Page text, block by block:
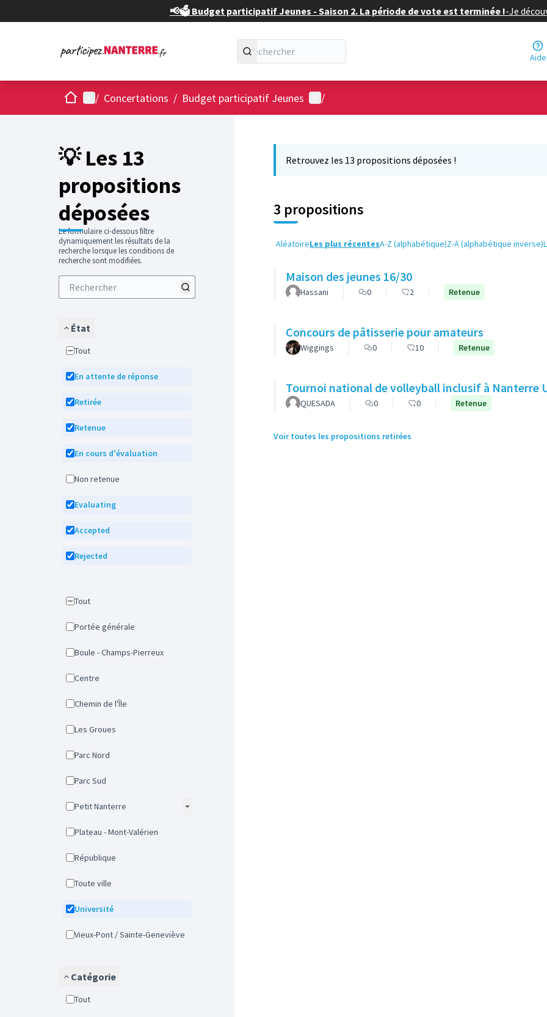
📢🗳️ Budget participatif Jeunes - Saison 2. La période de vote est terminée !-Je
Aide
AccueilMenu principal
/ Concertations / Budget participatif Jeunes Menu utilisateur
/
💡 Les 13
propositions
déposées
Le formulaire ci-dessous filtre
dynamiquement les résultats de la
recherche lorsque les conditions de
recherche sont modifiées.
État
Tout
En attente de réponse
Retirée
Retenue
En cours d'évaluation
Non retenue
Evaluating
Accepted
Rejected
Tout
Portée générale
Boule - Champs-Pierreux
Centre
Chemin de l'Île
Les Groues
Parc Nord
Parc Sud
Petit Nanterre
Plateau - Mont-Valérien
République
Toute ville
Université
Vieux-Pont / Sainte-Geneviève
Catégorie
Tout
Retrouvez les 13 propositions déposées !
3 propositions
AléatoireLes plus récentesA-Z (alphabétique)Z-A (alphabétique inverse)
Maison des jeunes 16/30
Hassani 0 2 Retenue
Concours de pâtisserie pour amateurs
Wiggings 0 10 Retenue
Tournoi national de volleyball inclusif à Nanterre
QUESADA 0 0 Retenue
Voir toutes les propositions retirées